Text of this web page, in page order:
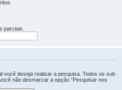
parciais.
você deseja realizar a pesquisa. Todos os sub
não desmarcar a opção “Pesquisar nos